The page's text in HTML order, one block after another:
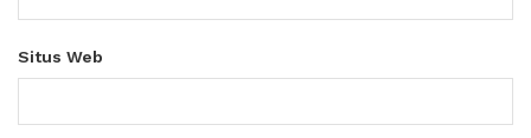
Situs Web